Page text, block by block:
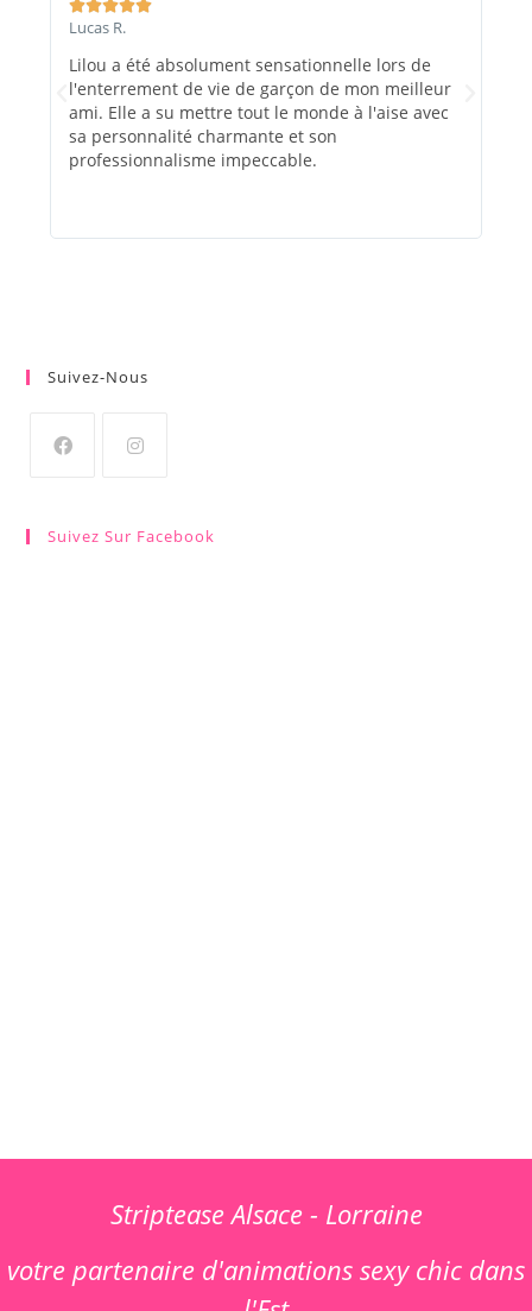

Lucas R.
Lilou a été absolument sensationnelle lors de
l'enterrement de vie de garçon de mon meilleur
ami. Elle a su mettre tout le monde à l'aise avec
sa personnalité charmante et son
professionnalisme impeccable.
Suivez-Nous
Suivez Sur Facebook
Striptease Alsace - Lorraine
votre partenaire d'animations sexy chic dans